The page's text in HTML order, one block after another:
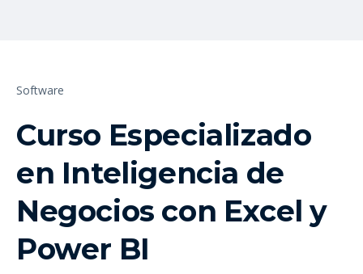
Software
Curso Especializado
en Inteligencia de
Negocios con Excel y
Power BI